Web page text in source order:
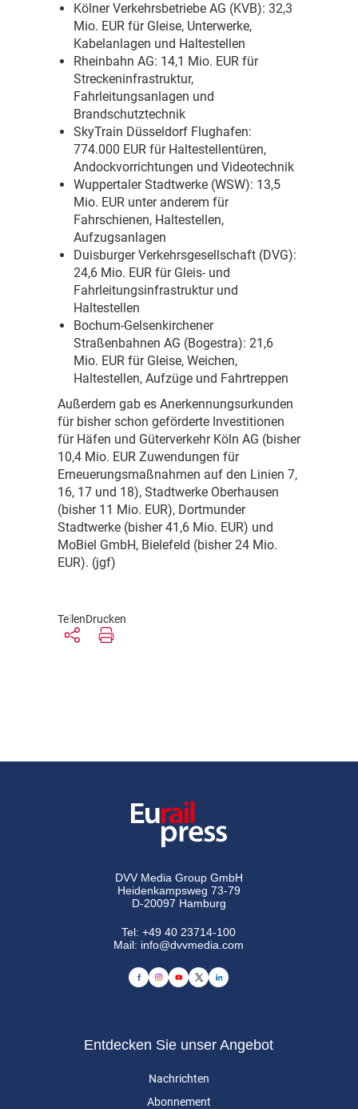
Kölner Verkehrsbetriebe AG (KVB): 32,3
Mio. EUR für Gleise, Unterwerke,
Kabelanlagen und Haltestellen
Rheinbahn AG: 14,1 Mio. EUR für
Streckeninfrastruktur,
Fahrleitungsanlagen und
Brandschutztechnik
SkyTrain Düsseldorf Flughafen:
774.000 EUR für Haltestellentüren,
Andockvorrichtungen und Videotechnik
Wuppertaler Stadtwerke (WSW): 13,5
Mio. EUR unter anderem für
Fahrschienen, Haltestellen,
Aufzugsanlagen
Duisburger Verkehrsgesellschaft (DVG):
24,6 Mio. EUR für Gleis- und
Fahrleitungsinfrastruktur und
Haltestellen
Bochum-Gelsenkirchener
Straßenbahnen AG (Bogestra): 21,6
Mio. EUR für Gleise, Weichen,
Haltestellen, Aufzüge und Fahrtreppen
Außerdem gab es Anerkennungsurkunden
für bisher schon geförderte Investitionen
für Häfen und Güterverkehr Köln AG (bisher
10,4 Mio. EUR Zuwendungen für
Erneuerungsmaßnahmen auf den Linien 7,
16, 17 und 18), Stadtwerke Oberhausen
(bisher 11 Mio. EUR), Dortmunder
Stadtwerke (bisher 41,6 Mio. EUR) und
MoBiel GmbH, Bielefeld (bisher 24 Mio.
EUR). (jgf)
TeilenDrucken
DVV Media Group GmbH
Heidenkampsweg 73-79
D-20097 Hamburg
Tel:+49 40 23714-100
Mail: info@dvvmedia.com
Entdecken Sie unser Angebot
Nachrichten
Abonnement